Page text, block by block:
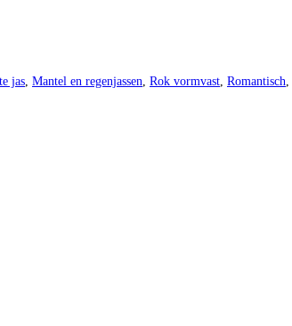
jas, Mantel en regenjassen, Rok vormvast, Romantisch,